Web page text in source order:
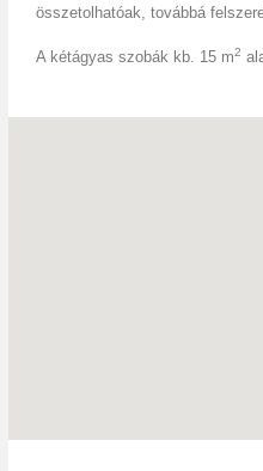
összetolhatóak, továbbá
A kétágyas szobák kb. 15 m2